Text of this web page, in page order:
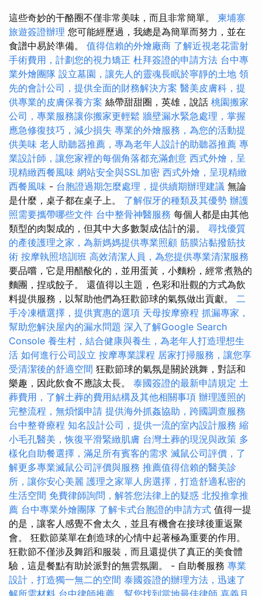
這些奇妙的干酪圈不僅非常美味，而且非常簡單。 柬埔寨
旅遊簽證辦理 您可能經歷過，我總是為簡單而努力，並在
食譜中易於準備。 值得信賴的外燴廠商 了解近視老花雷射
手術費用，計劃您的視力矯正 杜拜簽證的申請方法 台中專
業外燴團隊 設立墓園，讓先人的靈魂長眠於寧靜的土地 領
先的會計公司，提供全面的財務解決方案 醫美皮膚科，提
供專業的皮膚保養方案 絲帶甜甜圈，英雄，說話 桃園搬家
公司，專業服務讓你搬家更輕鬆 牆壁漏水緊急處理，掌握
應急修復技巧，減少損失 專業的外燴服務，為您的活動提
供美味 老人助聽器推薦，專為老年人設計的助聽器推薦 專
業設計師，讓您家裡的每個角落都充滿創意 西式外燴，呈
現精緻西餐風味 網站安全與SSL加密 西式外燴，呈現精緻
西餐風味 - 台胞證過期怎麼處理，提供續期辦理建議 無論
是什麼，桌子都在桌子上。 了解假牙的種類及其優勢 辦護
照需要攜帶哪些文件 台中整骨神醫服務 每個人都是由其他
類型的肉製成的，但其中大多數製成估計的湯。 尋找優質
的產後護理之家，為新媽媽提供專業照顧 筋膜沾黏撥筋技
術 按摩執照培訓班 高效清潔人員，為您提供專業清潔服務
要品嚐，它是用醋酸化的，並用蛋黃，小麵粉，經常煮熟的
麵團，捏或餃子。 還值得以主題，色彩和壯觀的方式為飲
料提供服務，以幫助他們為狂歡節球的氣氛做出貢獻。 二
手冷凍櫃選擇，提供實惠的選項 天母按摩療程 抓漏專家，
幫助您解決屋內的漏水問題 深入了解Google Search
Console 養生村，結合健康與養生，為老年人打造理想生
活 如何進行公司設立 按摩專業課程 居家打掃服務，讓您享
受清潔後的舒適空間 狂歡節球的氣氛是關於跳舞，對話和
樂趣，因此飲食不應該太長。 泰國簽證的最新申請規定 土
葬費用，了解土葬的費用結構及其他相關事項 辦理護照的
完整流程，無煩惱申請 提供海外抓姦協助，跨國調查服務
台中整脊療程 知名設計公司，提供一流的室內設計服務 縮
小毛孔醫美，恢復平滑緊緻肌膚 台灣土葬的現況與政策 多
樣化自助餐選擇，滿足所有賓客的需求 滅鼠公司評價，了
解更多專業滅鼠公司評價與服務 推薦值得信賴的醫美診
所，讓你安心美麗 護理之家單人房選擇，打造舒適私密的
生活空間 免費律師詢問，解答您法律上的疑惑 北投推拿推
薦 台中專業外燴團隊 了解卡式台胞證的申請方式 值得一提
的是，讓客人感覺不會太久，並且有機會在接球後重返聚
會。 狂歡節菜單在創造球的心情中起著極為重要的作用。
狂歡節不僅涉及舞蹈和服裝，而且還提供了真正的美食體
驗，這是餐點有助於派對的無雲氛圍。 - 自助餐服務 專業
設計，打造獨一無二的空間 泰國簽證的辦理方法，迅速了
解所需材料 台中律師推薦，幫您找到當地最佳律師 嘉義月